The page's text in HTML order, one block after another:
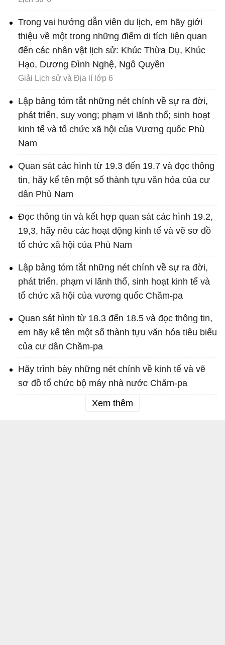
Trong vai hướng dẫn viên du lịch, em hãy giới
thiệu về một trong những điểm di tích liên quan
đến các nhân vật lịch sử: Khúc Thừa Dụ, Khúc
Hạo, Dương Đình Nghệ, Ngô Quyền
Giải Lịch sử và Địa lí lớp 6
Lập bảng tóm tắt những nét chính về sự ra đời,
phát triển, suy vong; phạm vi lãnh thổ; sinh hoạt
kinh tế và tổ chức xã hội của Vương quốc Phù
Nam
Quan sát các hình từ 19.3 đến 19.7 và đọc thông
tin, hãy kể tên một số thành tựu văn hóa của cư
dân Phù Nam
Đọc thông tin và kết hợp quan sát các hình 19.2,
19,3, hãy nêu các hoạt động kinh tế và vẽ sơ đồ
tổ chức xã hội của Phù Nam
Lập bảng tóm tắt những nét chính về sự ra đời,
phát triển, phạm vi lãnh thổ, sinh hoạt kinh tế và
tổ chức xã hội của vương quốc Chăm-pa
Quan sát hình từ 18.3 đến 18.5 và đọc thông tin,
em hãy kể tên một số thành tựu văn hóa tiêu biểu
của cư dân Chăm-pa
Hãy trình bày những nét chính về kinh tế và vẽ
sơ đồ tổ chức bộ máy nhà nước Chăm-pa
Xem thêm